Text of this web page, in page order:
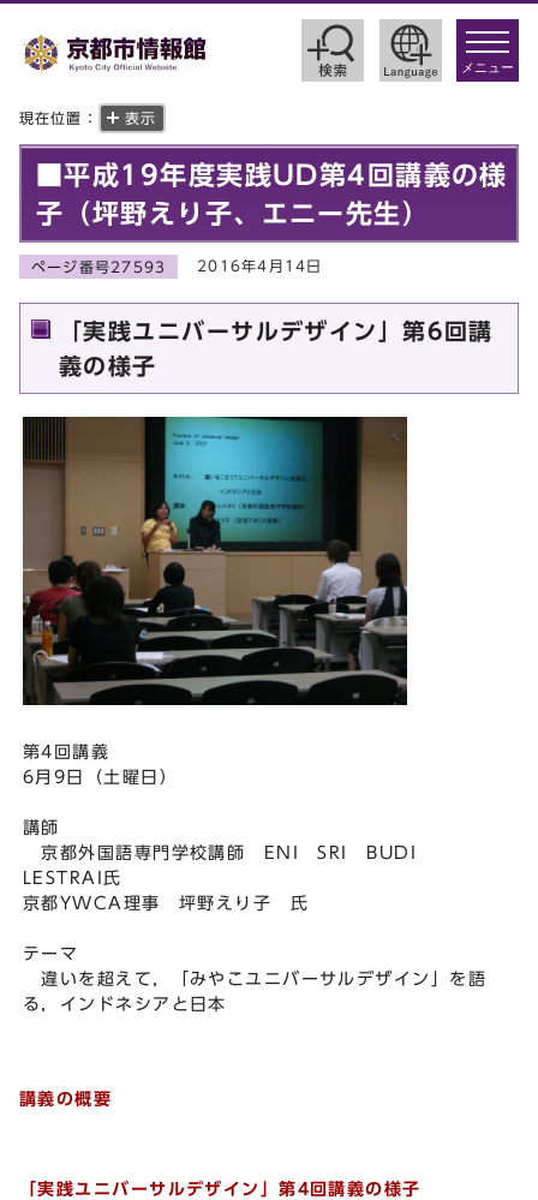
toggle
メニュー
現在位置： 表示
■平成19年度実践UD第4回講義の様
子（坪野えり子、エニー先生）
ページ番号27593 2016年4月14日
「実践ユニバーサルデザイン」第6回講
義の様子
第4回講義
6月9日（土曜日）
講師
京都外国語専門学校講師 ENI SRI BUDI
LESTRAI氏
京都YWCA理事 坪野えり子 氏
テーマ
違いを超えて，「みやこユニバーサルデザイン」を語
る，インドネシアと日本
講義の概要
「実践ユニバーサルデザイン」第4回講義の様子